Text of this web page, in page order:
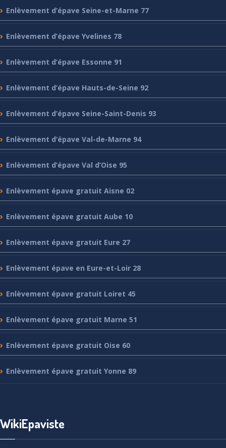
Enlèvement d’épave Seine-et-Marne 77
Enlèvement d’épave Yvelines 78
Enlèvement d’épave Essonne 91
Enlèvement d’épave Hauts-de-Seine 92
Enlèvement d’épave Seine-Saint-Denis 93
Enlèvement d’épave Val-de-Marne 94
Enlèvement d’épave Val d’Oise 95
Enlèvement épave gratuit Aisne 02
Enlèvement épave gratuit Aube 10
Enlèvement épave gratuit Eure 27
Enlèvement épave en Eure-et-Loir 28
Enlèvement épave gratuit Loiret 45
Enlèvement épave gratuit Marne 51
Enlèvement épave gratuit Oise 60
Enlèvement épave gratuit Yonne 89
WikiEpaviste